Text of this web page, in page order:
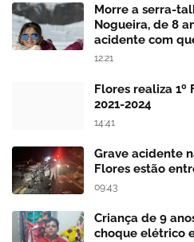
Morre a serra-
Nogueira, de 8
acidente com
12:21
Flores realiza 1º
2021-2024
14:41
Grave acidente
Flores estão
09:43
Criança de 9
choque elétrico